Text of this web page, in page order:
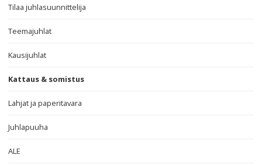
Tilaa juhlasuunnittelija
Teemajuhlat
Kausijuhlat
Kattaus & somistus
Lahjat ja paperitavara
Juhlapuuha
ALE